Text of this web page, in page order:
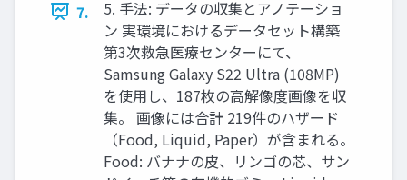
7.
5. 手法: データの収集とアノテーショ
ン 実環境におけるデータセット構築
第3次救急医療センターにて、
Samsung Galaxy S22 Ultra (108MP)
を使用し、187枚の高解像度画像を収
集。 画像には合計 219件のハザード
（Food, Liquid, Paper）が含まれる。
Food: バナナの皮、リンゴの芯、サン